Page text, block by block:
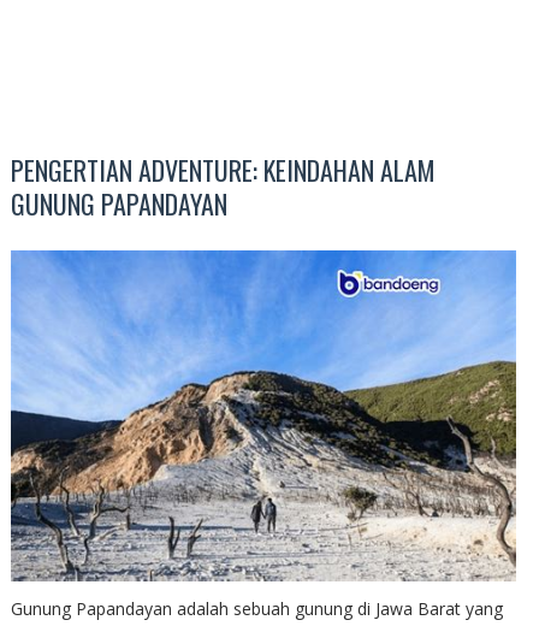
PENGERTIAN ADVENTURE: KEINDAHAN ALAM
GUNUNG PAPANDAYAN
Gunung Papandayan adalah sebuah gunung di Jawa Barat yang